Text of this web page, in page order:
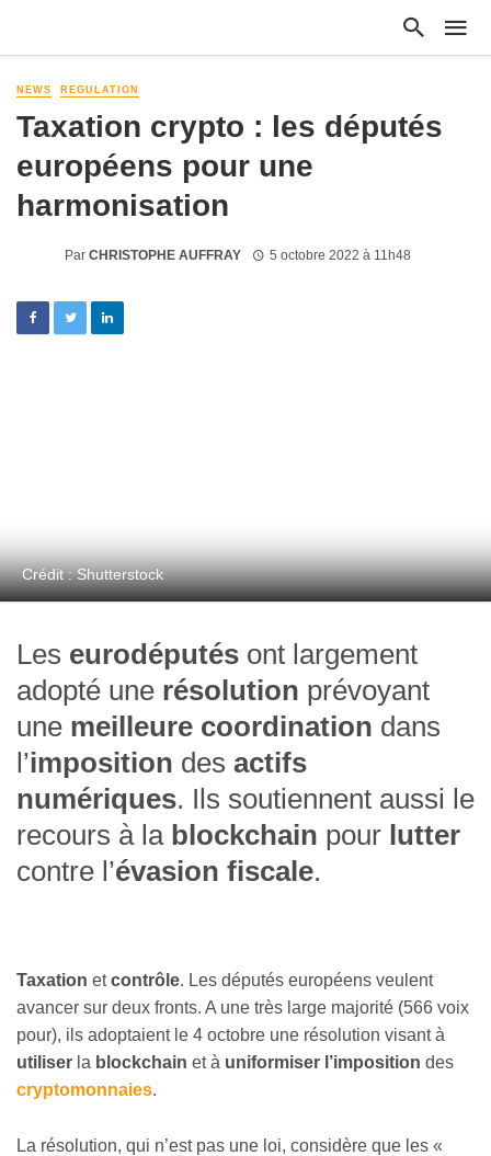
NEWS REGULATION
Taxation crypto : les députés
européens pour une
harmonisation
Par CHRISTOPHE AUFFRAY 5 octobre 2022 à 11h48
Crédit : Shutterstock
Les eurodéputés ont largement
adopté une résolution prévoyant
une meilleure coordination dans
l’imposition des actifs
numériques. Ils soutiennent aussi le
recours à la blockchain pour lutter
contre l’évasion fiscale.
Taxation etcontrôle. Les députés européens veulent
avancer sur deux fronts. A une très large majorité (566 voix
pour), ils adoptaient le 4 octobre une résolution visant à
utiliser la blockchain et à uniformiser l’imposition des
cryptomonnaies.
La résolution, qui n’est pas une loi, considère que les «